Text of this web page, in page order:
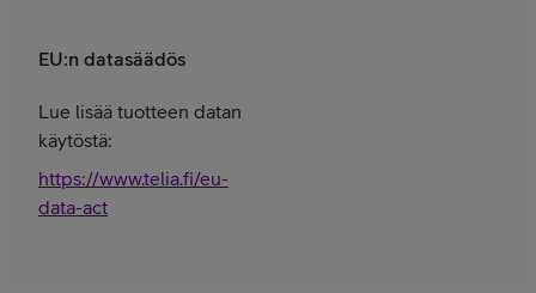
EU:n datasäädös
Lue lisää tuotteen datan
käytöstä:
https://www.telia.fi/eu-
data-act